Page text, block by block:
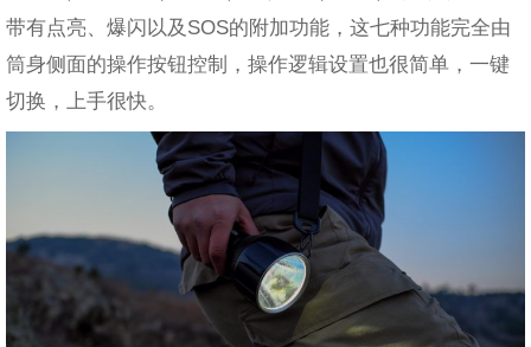
带有点亮、爆闪以及SOS的附加功能，这七种功能完全由
筒身侧面的操作按钮控制，操作逻辑设置也很简单，一键
切换，上手很快。